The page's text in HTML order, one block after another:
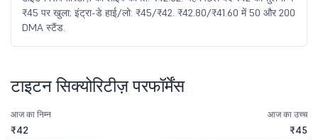
₹45 पर खुला; इंट्रा-डे हाई/लो: ₹45/₹42. ₹42.80/₹41.60 में 50 और 200
DMA स्टैंड.
टाइटन सिक्योरिटीज़ परफॉर्मेंस
आज का निम्न
₹42
आज का उच्च
₹45